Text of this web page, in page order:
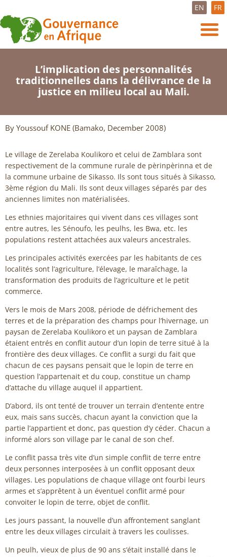
EN FR
L’implication des personnalités
traditionnelles dans la délivrance de la
justice en milieu local au Mali.
By Youssouf KONE (Bamako, December 2008)
Le village de Zerelaba Koulikoro et celui de Zamblara sont
respectivement de la commune rurale de pèrinpèrinna et de
la commune urbaine de Sikasso. Ils sont tous situés à Sikasso,
3ème région du Mali. Ils sont deux villages séparés par des
anciennes limites non matérialisées.
Les ethnies majoritaires qui vivent dans ces villages sont
entre autres, les Sénoufo, les peulhs, les Bwa, etc. les
populations restent attachées aux valeurs ancestrales.
Les principales activités exercées par les habitants de ces
localités sont l’agriculture, l’élevage, le maraîchage, la
transformation des produits de l’agriculture et le petit
commerce.
Vers le mois de Mars 2008, période de défrichement des
terres et de la préparation des champs pour l’hivernage, un
paysan de Zerelaba Koulikoro et un paysan de Zamblara
étaient entrés en conflit autour d’un lopin de terre situé à la
frontière des deux villages. Ce conflit a surgi du fait que
chacun de ces paysans pensait que le lopin de terre en
question l’appartenait et du coup, constitue un champ
d’attache du village auquel il appartient.
D’abord, ils ont tenté de trouver un terrain d’entente entre
eux, mais sans succès, chacun ayant la conviction que la
partie l’appartient et donc, pas question d’y céder. Chacun a
informé alors son village par le canal de son chef.
Le conflit passa très vite d’un simple conflit de terre entre
deux personnes interposées à un conflit opposant deux
villages. Les populations de chaque village ont fourbi leurs
armes et s’apprêtent à un éventuel conflit armé pour
convoiter le lopin de terre, objet de conflit.
Les jours passant, la nouvelle d’un affrontement sanglant
entre les deux villages circulait à travers les coulisses.
Un peulh, vieux de plus de 90 ans s’était installé dans le